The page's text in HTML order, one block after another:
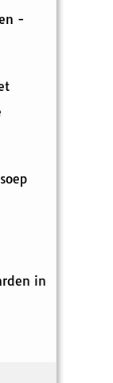
-
in